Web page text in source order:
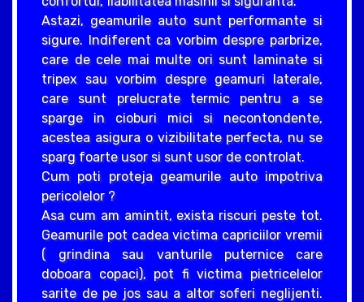
Astazi, geamurile auto sunt performante si
sigure. Indiferent ca vorbim despre parbrize,
care de cele mai multe ori sunt laminate si
tripex sau vorbim despre geamuri laterale,
care sunt prelucrate termic pentru a se
sparge in cioburi mici si necontondente,
acestea asigura o vizibilitate perfecta, nu se
sparg foarte usor si sunt usor de controlat.
Cum poti proteja geamurile auto impotriva
pericolelor ?
Asa cum am amintit, exista riscuri peste tot.
Geamurile pot cadea victima capriciilor vremii
( grindina sau vanturile puternice care
doboara copaci), pot fi victima pietricelelor
sarite de pe jos sau a altor soferi neglijenti.